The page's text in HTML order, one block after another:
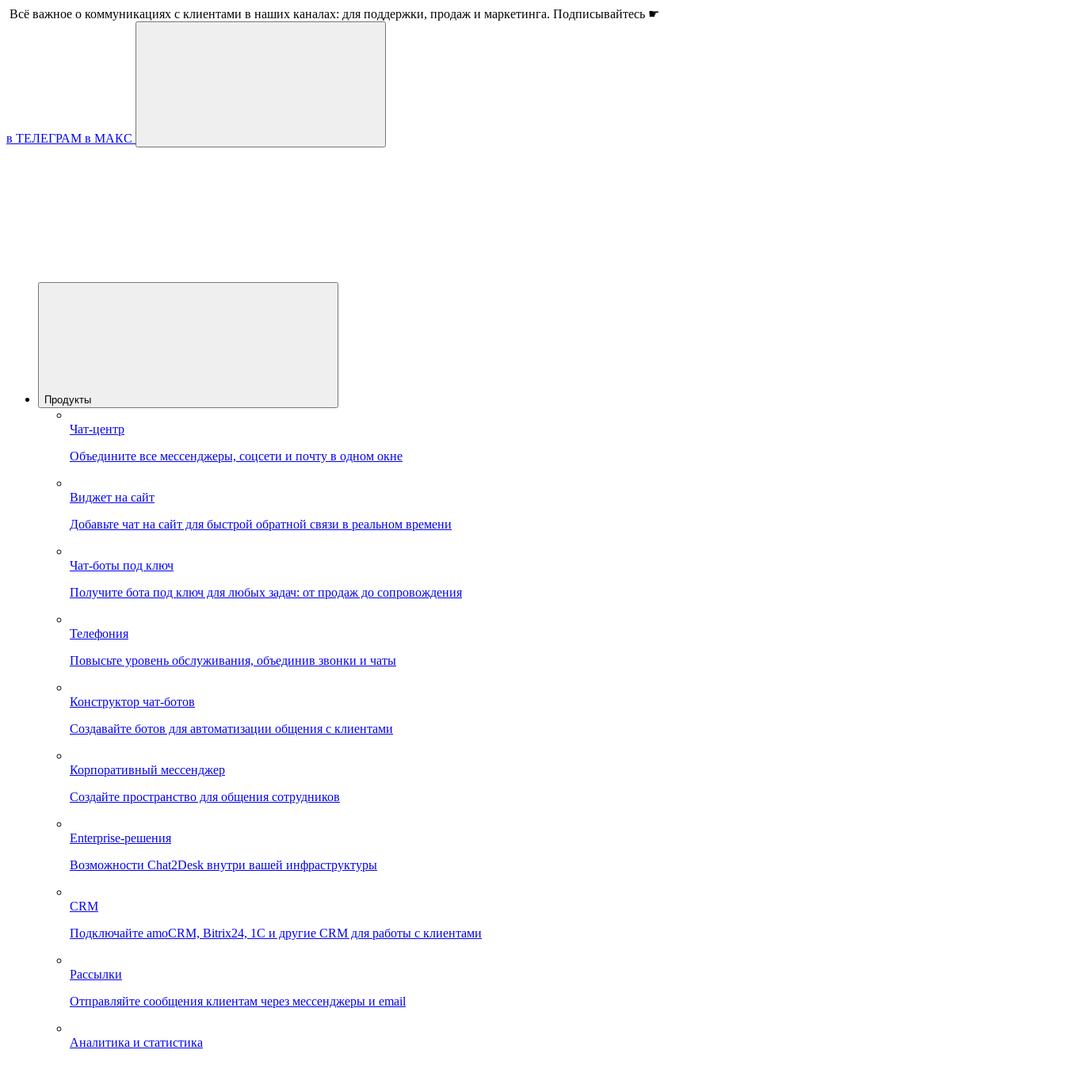
Всё важное о коммуникациях с клиентами в наших каналах: для поддержки, продаж и маркетинга. Подписывайтесь ☛
в ТЕЛЕГРАМ в МАКС
Продукты
Чат-центр
Объедините все мессенджеры, соцсети и почту в одном окне
Виджет на сайт
Добавьте чат на сайт для быстрой обратной связи в реальном времени
Чат-боты под ключ
Получите бота под ключ для любых задач: от продаж до сопровождения
Телефония
Повысьте уровень обслуживания, объединив звонки и чаты
Конструктор чат-ботов
Создавайте ботов для автоматизации общения с клиентами
Корпоративный мессенджер
Создайте пространство для общения сотрудников
Enterprise-решения
Возможности Chat2Desk внутри вашей инфраструктуры
CRM
Подключайте amoCRM, Bitrix24, 1C и другие CRM для работы с клиентами
Рассылки
Отправляйте сообщения клиентам через мессенджеры и email
Аналитика и статистика